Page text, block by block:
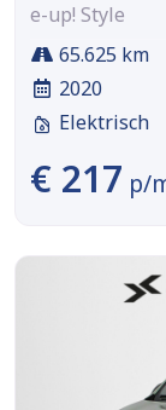
e-up! Style
65.625 km
2020
Elektrisch
€ 217 p/